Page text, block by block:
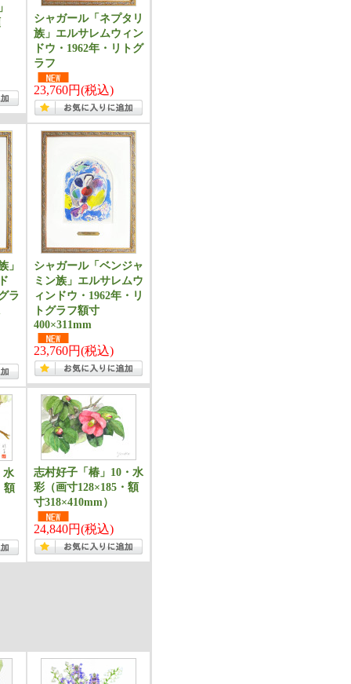
シャガール「ネプタリ
族」エルサレムウィン
ドウ・1962年・リトグ
ラフ
23,760円(税込)
」
ラ
シャガール「ベンジャ
ミン族」エルサレムウ
ィンドウ・1962年・リ
トグラフ額寸
400×311mm
23,760円(税込)
水
額
志村好子「椿」10・水
彩（画寸128×185・額
寸318×410mm）
24,840円(税込)